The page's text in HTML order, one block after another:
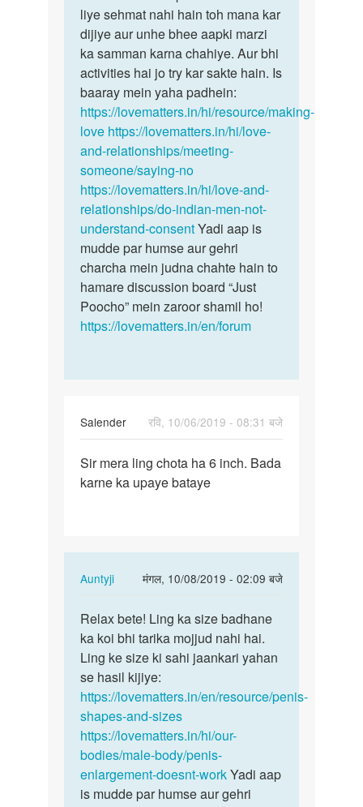
friend
ham…
by
Niku
liye sehmat nahi hain toh mana kar
dijiye aur unhe bhee aapki marzi
ka samman karna chahiye. Aur bhi
activities hai jo try kar sakte hain. Is
baaray mein yaha padhein:
https://lovematters.in/hi/resource/making-
love https://lovematters.in/hi/love-
and-relationships/meeting-
someone/saying-no
https://lovematters.in/hi/love-and-
relationships/do-indian-men-not-
understand-consentYadi aap is
mudde par humse aur gehri
charcha mein judna chahte hain to
hamare discussion board “Just
Poocho” mein zaroor shamil ho!
https://lovematters.in/en/forum
Salender
रवि, 10/06/2019 - 08:31 बजे
Sir
mera
Sir mera ling chota ha 6 inch. Bada
karne ka upaye bataye
Auntyji
मंगल, 10/08/2019 - 02:09 बजे
In
to
Sir
mera
ling
chota
ha
6…
by
Salender
Relax
bete!
Ling
ka
size…
Relax bete! Ling ka size badhane
ka koi bhi tarika mojjud nahi hai.
Ling ke size ki sahi jaankari yahan
se hasil kijiye:
https://lovematters.in/en/resource/penis-
shapes-and-sizes
https://lovematters.in/hi/our-
bodies/male-body/penis-
enlargement-doesnt-workYadi aap
is mudde par humse aur gehri